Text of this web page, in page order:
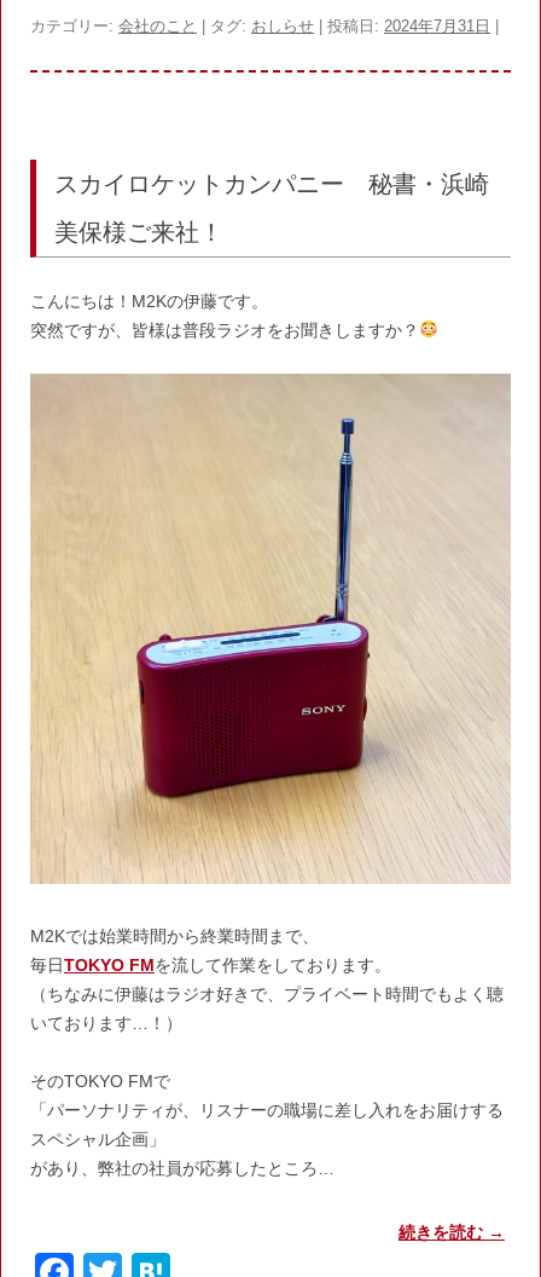
c
e
o
k
itt
er
e
n
カテゴリー: 会社のこと | タグ: おしらせ | 投稿日: 2024年7月31日
スカイロケットカンパニー 秘書・浜崎
美保様ご来社！
こんにちは！M2Kの伊藤です。
突然ですが、皆様は普段ラジオをお聞きしますか？
M2Kでは始業時間から終業時間まで、
毎日TOKYO FMを流して作業をしております。
（ちなみに伊藤はラジオ好きで、プライベート時間でもよく聴
いております…！）
そのTOKYO FMで
「パーソナリティが、リスナーの職場に差し入れをお届けする
スペシャル企画」
があり、弊社の社員が応募したところ…
続きを読む →